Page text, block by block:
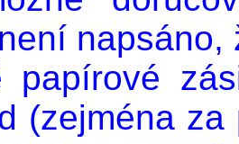
papírové
(zejména